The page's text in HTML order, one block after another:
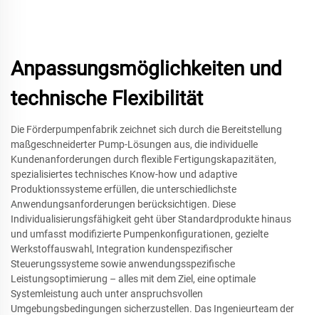
Anpassungsmöglichkeiten und
technische Flexibilität
Die Förderpumpenfabrik zeichnet sich durch die Bereitstellung
maßgeschneiderter Pump-Lösungen aus, die individuelle
Kundenanforderungen durch flexible Fertigungskapazitäten,
spezialisiertes technisches Know-how und adaptive
Produktionssysteme erfüllen, die unterschiedlichste
Anwendungsanforderungen berücksichtigen. Diese
Individualisierungsfähigkeit geht über Standardprodukte hinaus
und umfasst modifizierte Pumpenkonfigurationen, gezielte
Werkstoffauswahl, Integration kundenspezifischer
Steuerungssysteme sowie anwendungsspezifische
Leistungsoptimierung – alles mit dem Ziel, eine optimale
Systemleistung auch unter anspruchsvollen
Umgebungsbedingungen sicherzustellen. Das Ingenieurteam der